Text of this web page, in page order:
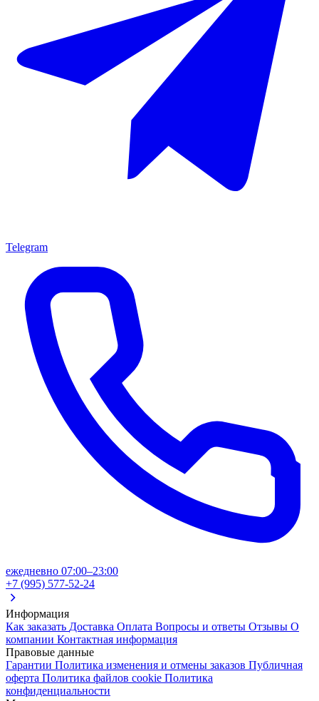
Telegram
ежедневно 07:00–23:00
+7 (995) 577-52-24
Информация
Как заказать Доставка Оплата Вопросы и ответы Отзывы О
компании Контактная информация
Правовые данные
Гарантии Политика изменения и отмены заказов Публичная
оферта Политика файлов cookie Политика
конфиденциальности